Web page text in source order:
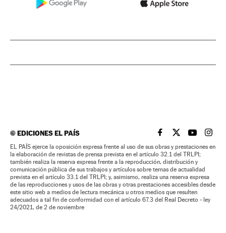
©EDICIONES EL PAÍS EL PAÍS BRASIL EN
EL PAÍSEL PAÍS
EL
EL PAÍS ejerce la oposición expresa frente al uso de sus obras y prestaciones en
la elaboración de revistas de prensa prevista en el artículo 32.1 del TRLPI;
también realiza la reserva expresa frente a la reproducción, distribución y
comunicación pública de sus trabajos y artículos sobre temas de actualidad
prevista en el artículo 33.1 del TRLPI; y, asimismo, realiza una reserva expresa
de las reproducciones y usos de las obras y otras prestaciones accesibles desde
este sitio web a medios de lectura mecánica u otros medios que resulten
adecuados a tal fin de conformidad con el artículo 67.3 del Real Decreto - ley
24/2021, de 2 de noviembre